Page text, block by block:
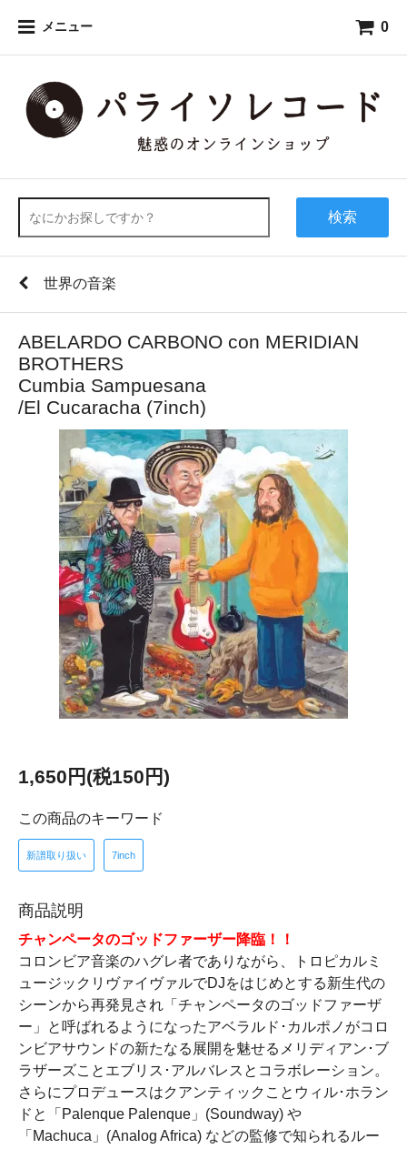
メニュー 0
検索
世界の音楽
ABELARDO CARBONO con MERIDIAN
BROTHERS
Cumbia Sampuesana
/El Cucaracha (7inch)
1,650円(税150円)
この商品のキーワード
新譜取り扱い 7inch
商品説明
チャンペータのゴッドファーザー降臨！！
コロンビア音楽のハグレ者でありながら、トロピカルミ
ュージックリヴァイヴァルでDJをはじめとする新生代の
シーンから再発見され「チャンペータのゴッドファーザ
ー」と呼ばれるようになったアベラルド･カルポノがコロ
ンビアサウンドの新たなる展開を魅せるメリディアン･ブ
ラザーズことエブリス･アルバレスとコラボレーション。
さらにプロデュースはクアンティックことウィル･ホラン
ドと「Palenque Palenque」(Soundway) や
「Machuca」(Analog Africa) などの監修で知られるルー